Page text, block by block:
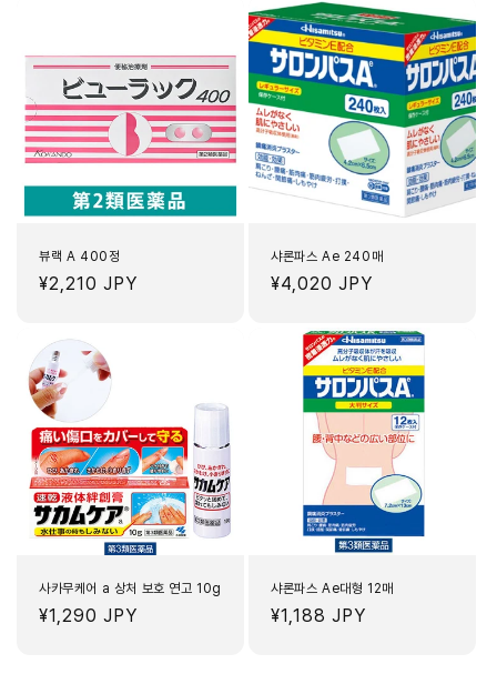
뷰랙 A 400정
정
¥2,210 JPY
샤론파스 Ae 240매
정
¥4,020 JPY
사카무케어 a 상처 보호 연고 10g
정
¥1,290 JPY
샤론파스 Ae대형 12매
정
¥1,188 JPY